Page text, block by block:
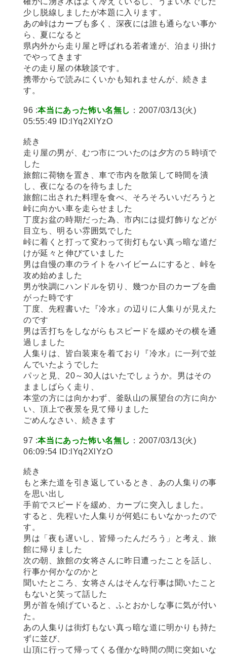
少し脱線しましたが本題に入ります。
あの峠はカーブも多く、深夜には誰も通らない事か
ら、夏になると
県内外から走り屋と呼ばれる若者達が、泊まり掛け
でやってきます
その走り屋の体験談です。
携帯からで読みにくいかも知れませんが、続きま
す。
96 :本当にあった怖い名無し ：2007/03/13(火)
05:55:49 ID:lYq2XlYzO
続き
走り屋の男が、むつ市についたのは夕方の５時頃で
した
旅館に荷物を置き、車で市内を散策して時間を潰
し、夜になるのを待ちました
旅館に出された料理を食べ、そろそろいいだろうと
峠に向かい車を走らせました
丁度お盆の時期だった為、市内には提灯飾りなどが
目立ち、明るい雰囲気でした
峠に着くと打って変わって街灯もない真っ暗な道だ
けが延々と伸びていました
男は自慢の車のライトをハイビームにすると、峠を
攻め始めました
男が快調にハンドルを切り、幾つか目のカーブを曲
がった時です
丁度、先程書いた『冷水』の辺りに人集りが見えた
のです
男は舌打ちをしながらもスピードを緩めその横を通
過しました
人集りは、皆白装束を着ており『冷水』に一列で並
んでいたようでした
パッと見、20～30人はいたでしょうか。男はその
まましばらく走り、
本堂の方には向かわず、釜臥山の展望台の方に向か
い、頂上で夜景を見て帰りました
ごめんなさい、続きます
97 :本当にあった怖い名無し ：2007/03/13(火)
06:09:54 ID:lYq2XlYzO
続き
もと来た道を引き返しているとき、あの人集りの事
を思い出し
手前でスピードを緩め、カーブに突入しました。
すると、先程いた人集りが何処にもいなかったので
す。
男は「夜も遅いし、皆帰ったんだろう」と考え、旅
館に帰りました
次の朝、旅館の女将さんに昨日遭ったことを話し、
行事か何かなのかと
聞いたところ、女将さんはそんな行事は聞いたこと
もないと笑って話した
男が首を傾げていると、ふとおかしな事に気が付い
た。
あの人集りは街灯もない真っ暗な道に明かりも持た
ずに並び、
山頂に行って帰ってくる僅かな時間の間に突如いな